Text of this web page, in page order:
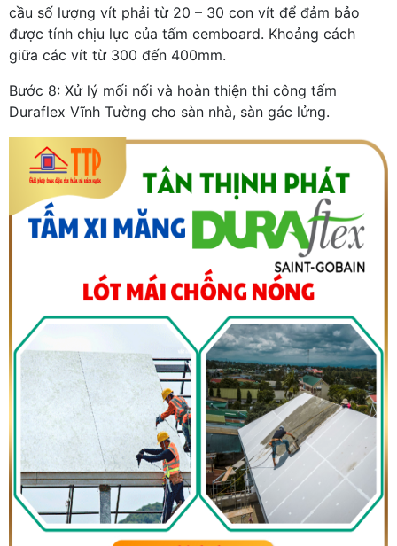
cầu số lượng vít phải từ 20 – 30 con vít để đảm bảo
được tính chịu lực của tấm cemboard. Khoảng cách
giữa các vít từ 300 đến 400mm.
Bước 8: Xử lý mối nối và hoàn thiện thi công tấm
Duraflex Vĩnh Tường cho sàn nhà, sàn gác lửng.